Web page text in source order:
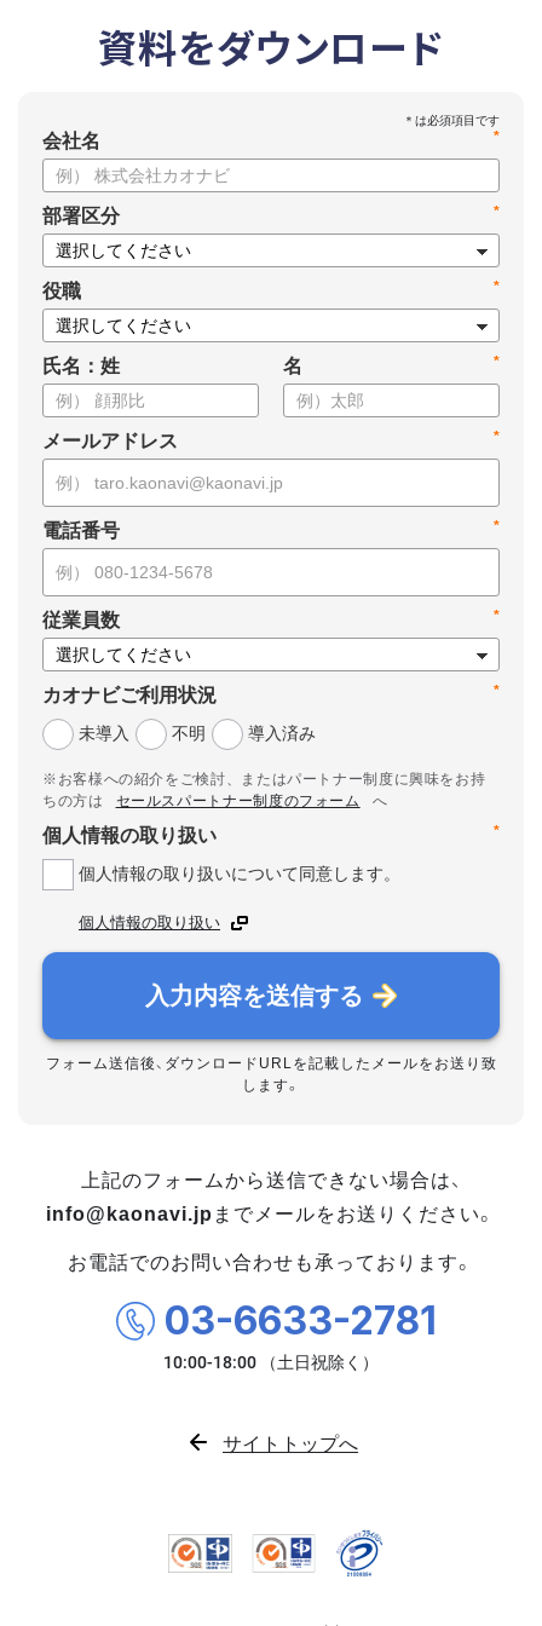
資料をダウンロード
*
会社名
*
部署区分
*
役職
氏名：姓 *
名
*
メールアドレス
*
電話番号
*
従業員数
*
カオナビご利用状況
未導入
不明 導入済み
※お客様への紹介をご検討、またはパートナー制度に興味をお持
ちの方は
セールスパートナー制度のフォーム
へ
*
個人情報の取り扱い
個人情報の取り扱いについて同意します。
個人情報の取り扱い
入力内容を送信する
フォーム送信後、ダウンロードURLを記載したメールをお送り致
します。
上記のフォームから送信できない場合は、
info@kaonavi.jp までメールをお送りください。
お電話でのお問い合わせも承っております。
03-6633-2781
サイトトップへ